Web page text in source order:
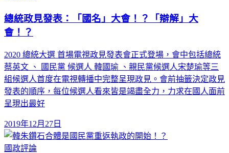
總統政見發表：「國名」大會！？「辯解」大
會！？
2020 總統大選 首場電視政見發表會正式登場，會中包括總統
蔡英文 、 國民黨 候選人 韓國瑜 、親民黨候選人宋楚瑜等三
組候選人首度在電視轉播中完整呈現政見。會前抽籤決定政見
發表的順序，每位候選人看來皆是竭盡全力，力求在國人面前
呈現出最好
2019年12月27日
國政評論